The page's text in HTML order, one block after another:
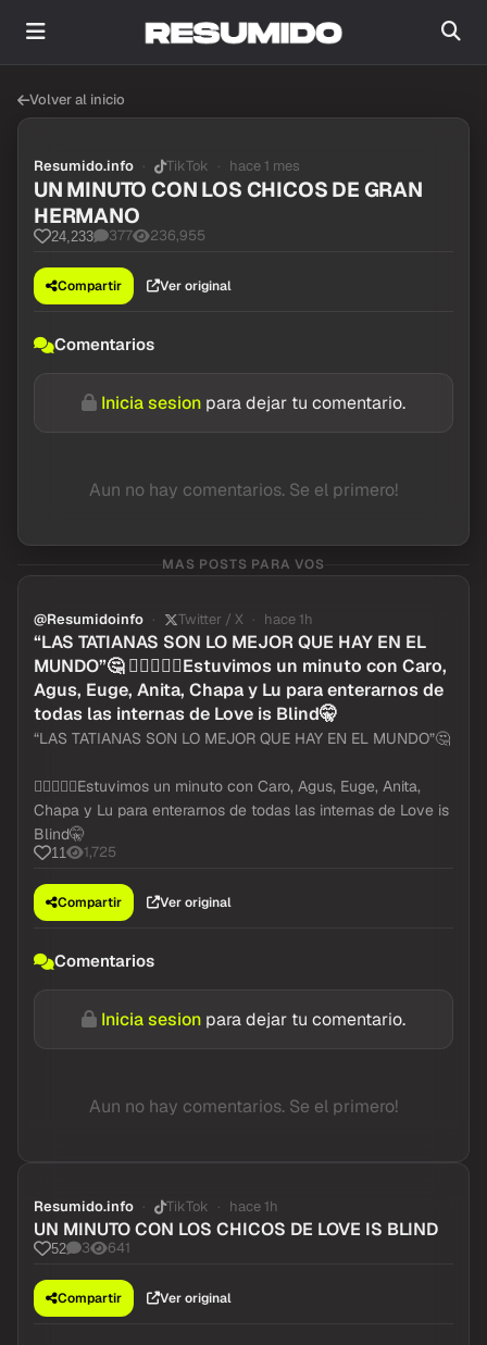
Volver al inicio
Resumido.info TikTok hace 1 mes
UN MINUTO CON LOS CHICOS DE GRAN
HERMANO
24,233 377 236,955
Compartir Ver original
Comentarios
Inicia sesion para dejar tu comentario.
Aun no hay comentarios. Se el primero!
MAS POSTS PARA VOS
@Resumidoinfo Twitter / X hace 1h
“LAS TATIANAS SON LO MEJOR QUE HAY EN EL
MUNDO”🤔 👩🏻‍❤️‍👨🏼Estuvimos un minuto con Caro,
Agus, Euge, Anita, Chapa y Lu para enterarnos de
todas las internas de Love is Blind🤫
“LAS TATIANAS SON LO MEJOR QUE HAY EN EL MUNDO”🤔
👩🏻‍❤️‍👨🏼Estuvimos un minuto con Caro, Agus, Euge, Anita,
Chapa y Lu para enterarnos de todas las internas de Love is
Blind🤫
11 1,725
Compartir Ver original
Comentarios
Inicia sesion para dejar tu comentario.
Aun no hay comentarios. Se el primero!
Resumido.info TikTok hace 1h
UN MINUTO CON LOS CHICOS DE LOVE IS BLIND
52 3 641
Compartir Ver original